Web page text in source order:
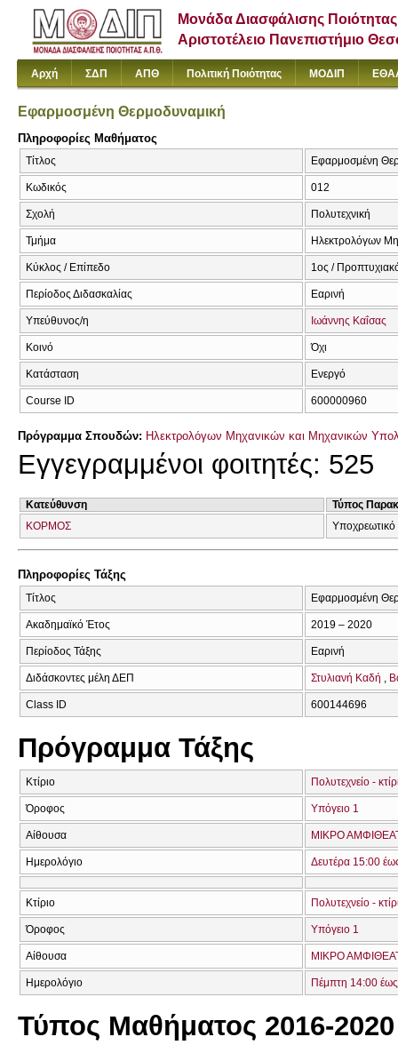
Μονάδα Διασφάλισης Ποιότητας
Αριστοτέλειο Πανεπιστήμιο
Αρχή ΣΔΠ ΑΠΘ Πολιτική Ποιότητας ΜΟΔΙΠ
Εφαρμοσμένη Θερμοδυναμική
Πληροφορίες Μαθήματος
Τίτλος Εφαρμοσμένη
Κωδικός 012
Σχολή Πολυτεχνική
Τμήμα Ηλεκτρολόγων
Κύκλος / Επίπεδο 1ος /
Περίοδος Διδασκαλίας Εαρινή
Υπεύθυνος/η Ιωάννης Καΐσας
Κοινό Όχι
Κατάσταση Ενεργό
Course ID 600000960
Πρόγραμμα Σπουδών: Ηλεκτρολόγων Μηχανικών και Μηχανικών
Εγγεγραμμένοι φοιτητές: 525
Κατεύθυνση
Τύπος
ΚΟΡΜΟΣ
Υποχρεωτικό
Πληροφορίες Τάξης
Τίτλος Εφαρμοσμένη
Ακαδημαϊκό Έτος 2019 – 2020
Περίοδος Τάξης Εαρινή
Διδάσκοντες μέλη ΔΕΠ Στυλιανή Καδή
Class ID 600144696
Πρόγραμμα Τάξης
Κτίριο Πολυτεχνείο -
Όροφος Υπόγειο 1
Αίθουσα ΜΙΚΡΟ
Ημερολόγιο Δευτέρα 15:00
Κτίριο Πολυτεχνείο -
Όροφος Υπόγειο 1
Αίθουσα ΜΙΚΡΟ
Ημερολόγιο Πέμπτη 14:00
Τύπος Μαθήματος 2016-2020